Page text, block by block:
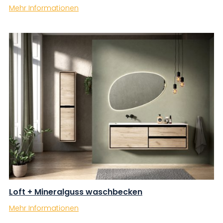
Mehr Informationen
Loft + Mineralguss waschbecken
Mehr Informationen